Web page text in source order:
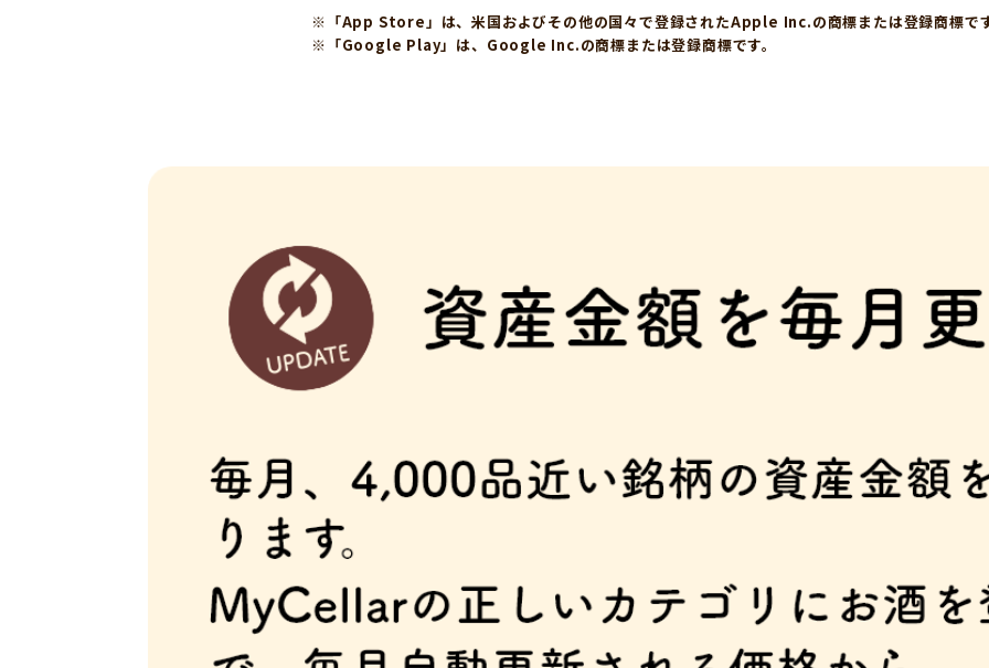
※「App Store」は、米国およびその他の国々で登録されたApple Inc.の商標または登録商標で
※「Google Play」は、Google Inc.の商標または登録商標です。